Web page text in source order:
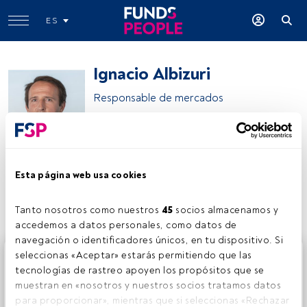
Esta página web usa cookies
Tanto nosotros como nuestros 45 socios almacenamos y
accedemos a datos personales, como datos de
navegación o identificadores únicos, en tu dispositivo. Si
seleccionas «Aceptar» estarás permitiendo que las
tecnologías de rastreo apoyen los propósitos que se
muestran en «nosotros y nuestros socios tratamos datos
para proporcionar», mientras que si seleccionas «Rechazar
ES
Ignacio Albizuri
Responsable de mercados
Compartir:
Este es un artículo exclusivo para los usuarios registrados
de FundsPeople. Si ya estás registrado, accede desde el
botón Login. Si aún no tienes cuenta, te invitamos a
registrarte y disfrutar de todo el universo que ofrece